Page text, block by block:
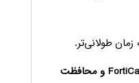
طولانی‌تر.
۱ سال پشتیبانی FortiCare Premium و محافظت